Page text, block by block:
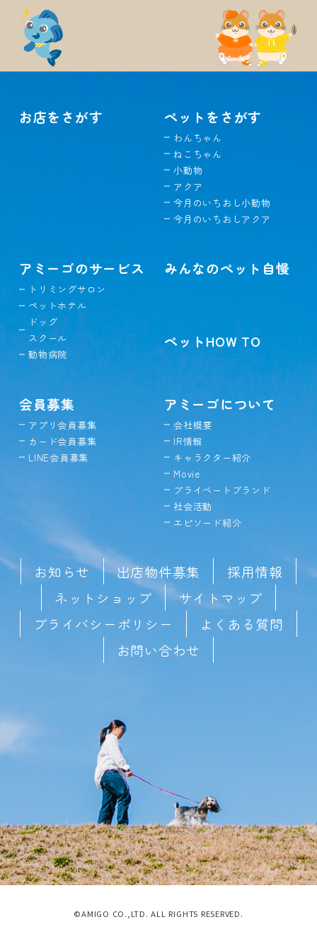
お店をさがす ペットをさがす
わんちゃん
ねこちゃん
小動物
アクア
今月のいちおし小動物
今月のいちおしアクア
アミーゴのサービス
トリミングサロン
ペットホテル
ドッグ
スクール
動物病院
みんなのペット自慢
ペットHOW TO
会員募集
アプリ会員募集
カード会員募集
LINE会員募集
アミーゴについて
会社概要
IR情報
キャラクター紹介
Movie
プライベートブランド
社会活動
エピソード紹介
お知らせ 出店物件募集
採用情報
ネットショップ
サイトマップ
プライバシーポリシー
よくある質問
お問い合わせ
©AMIGO CO.,LTD. ALL RIGHTS RESERVED.